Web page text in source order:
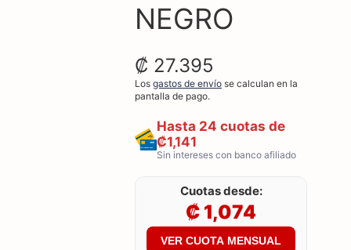
NEGRO
₡ 27.395
Los gastos de envío se calculan en la
pantalla de pago.
Hasta 24 cuotas de
₡1,141
Sin intereses con banco afiliado
Cuotas desde:
₡ 1,074
VER CUOTA MENSUAL